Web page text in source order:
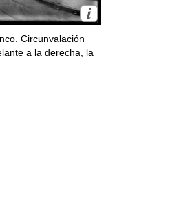
Circunvalación
a la derecha, la